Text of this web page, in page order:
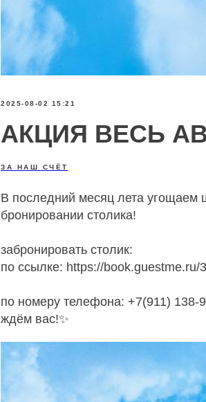
2025-08-02 15:21
АКЦИЯ ВЕСЬ
ЗА НАШ СЧЁТ
В последний месяц лета угощаем
бронировании столика!
забронировать столик:
по ссылке: https://book.guestme.ru/
по номеру телефона: +7(911) 138-
ждём вас!✨